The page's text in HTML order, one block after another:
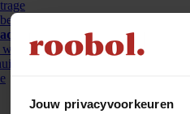
Jouw privacyvoorkeuren